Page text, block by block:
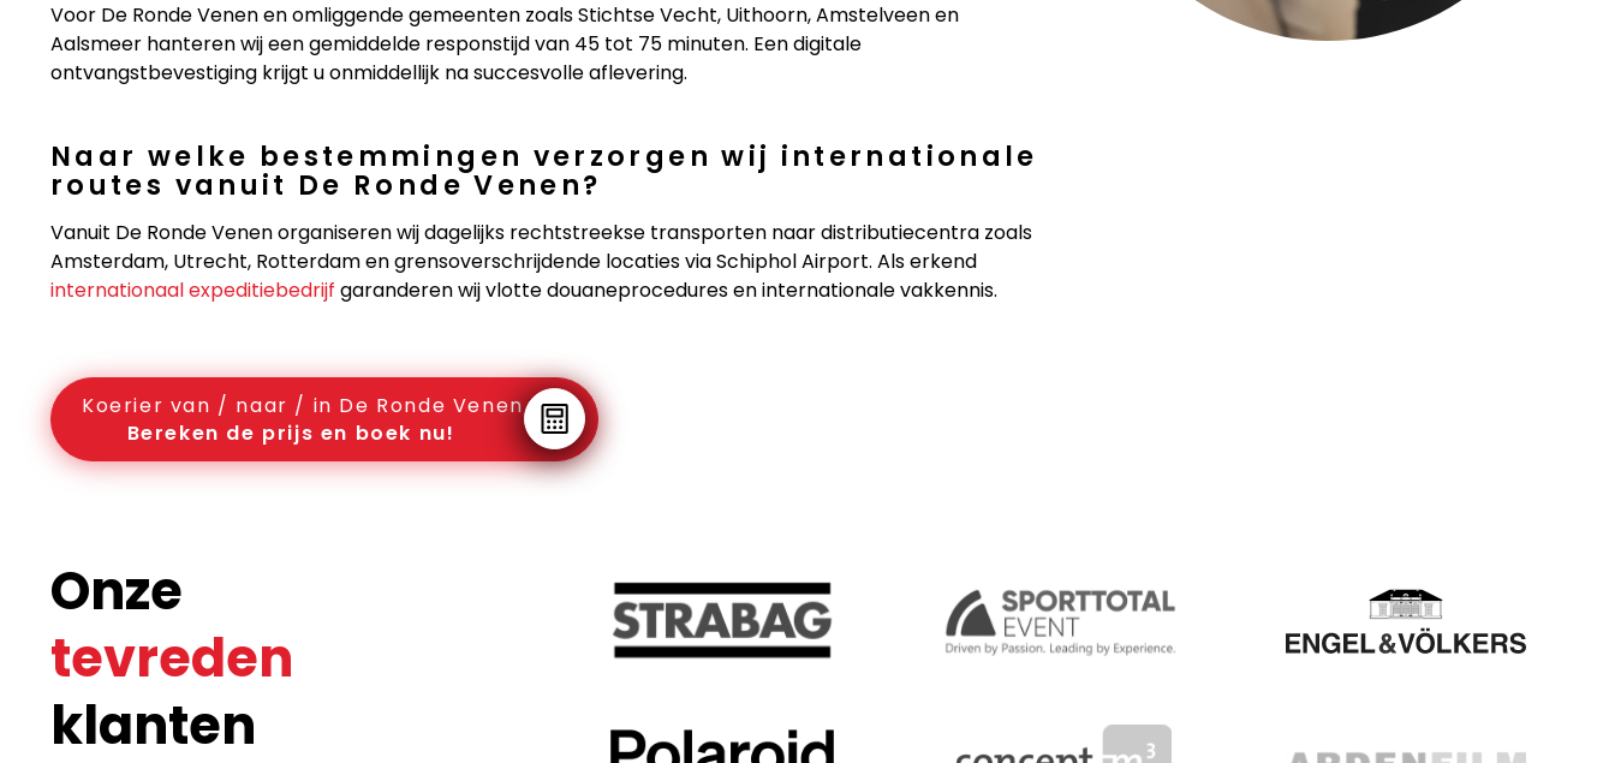
Voor De Ronde Venen en omliggende gemeenten zoals Stichtse Vecht, Uithoorn, Amstelveen en
Aalsmeer hanteren wij een gemiddelde responstijd van 45 tot 75 minuten. Een digitale
ontvangstbevestiging krijgt u onmiddellijk na succesvolle aflevering.
Naar welke bestemmingen verzorgen wij internationale
routes vanuit De Ronde Venen?
Vanuit De Ronde Venen organiseren wij dagelijks rechtstreekse transporten naar distributiecentra zoals
Amsterdam, Utrecht, Rotterdam en grensoverschrijdende locaties via Schiphol Airport. Als erkend
internationaal expeditiebedrijf garanderen wij vlotte douaneprocedures en internationale vakkennis.
Koerier van / naar / in De Ronde Venen
Bereken de prijs en boek nu!
Onze
tevreden
klanten